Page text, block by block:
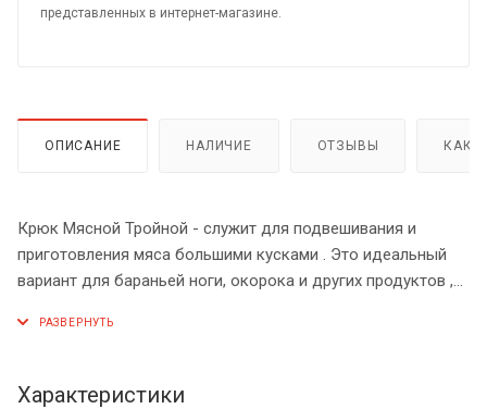
представленных в интернет-магазине.
ОПИСАНИЕ НАЛИЧИЕ ОТЗЫВЫ КАК
Крюк Мясной Тройной - служит для подвешивания и
приготовления мяса большими кусками . Это идеальный
вариант для бараньей ноги, окорока и других продуктов ,
Характеристики